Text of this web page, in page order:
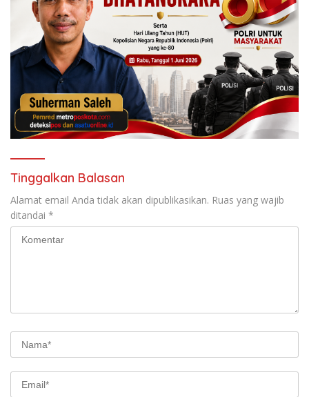
Tinggalkan Balasan
Alamat email Anda tidak akan dipublikasikan. Ruas yang wajib
ditandai *